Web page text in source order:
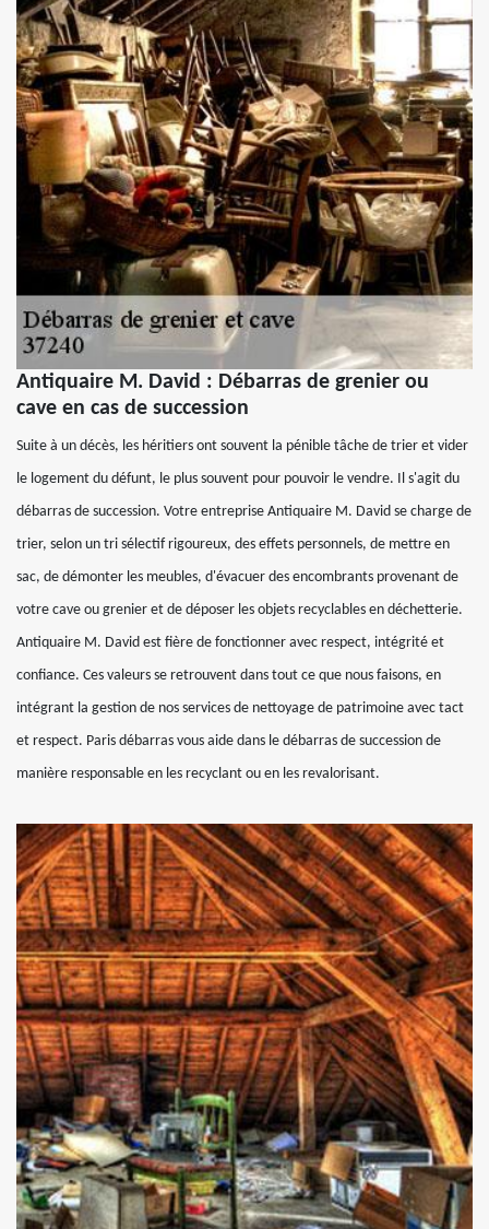
Antiquaire M. David : Débarras de grenier ou
cave en cas de succession
Suite à un décès, les héritiers ont souvent la pénible tâche de trier et vider
le logement du défunt, le plus souvent pour pouvoir le vendre. Il s'agit du
débarras de succession. Votre entreprise Antiquaire M. David se charge de
trier, selon un tri sélectif rigoureux, des effets personnels, de mettre en
sac, de démonter les meubles, d'évacuer des encombrants provenant de
votre cave ou grenier et de déposer les objets recyclables en déchetterie.
Antiquaire M. David est fière de fonctionner avec respect, intégrité et
confiance. Ces valeurs se retrouvent dans tout ce que nous faisons, en
intégrant la gestion de nos services de nettoyage de patrimoine avec tact
et respect. Paris débarras vous aide dans le débarras de succession de
manière responsable en les recyclant ou en les revalorisant.